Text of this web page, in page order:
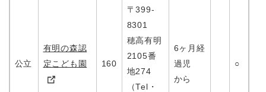
公立
有明の森認
定こども園
160
〒399-
8301
穂高有明
2105番
地274
（Tel・
6ヶ月経
過児
から
○